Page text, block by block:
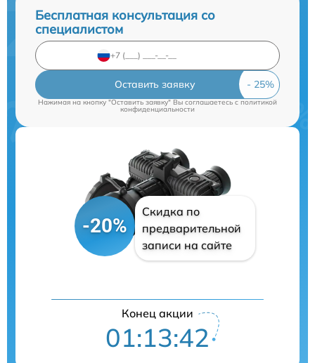
Бесплатная консультация со
специалистом
Оставить заявку
Нажимая на кнопку "Оставить заявку" Вы соглашаетесь cполитикой
конфиденциальности
-20%
Скидка по
предварительной
записи на сайте
Конец акции
01:13:42